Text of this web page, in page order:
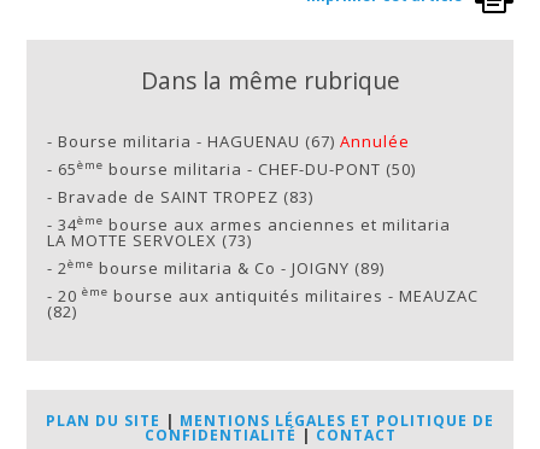
Dans la même rubrique
-Bourse militaria - HAGUENAU (67)Annulée
- 65ème bourse militaria - CHEF-DU-PONT (50)
-Bravade de SAINT TROPEZ (83)
-34ème bourse aux armes anciennes et militaria
LA MOTTE SERVOLEX (73)
-2ème bourse militaria & Co - JOIGNY (89)
-20ème bourse aux antiquités militaires - MEAUZAC
(82)
PLAN DU SITE | MENTIONS LÉGALES ET POLITIQUE DE
CONFIDENTIALITÉ | CONTACT